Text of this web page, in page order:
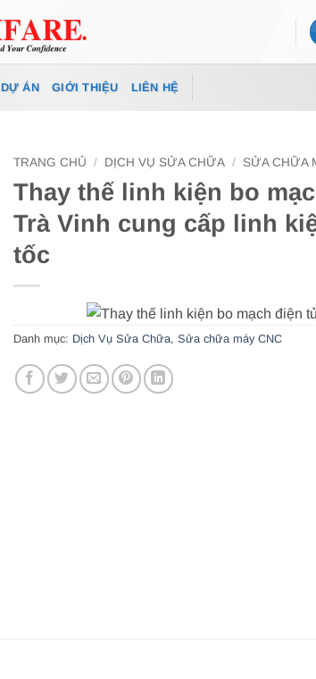
DỰ ÁN GIỚI THIỆU LIÊN HỆ
TRANG CHỦ / DỊCH VỤ SỬA CHỮA / SỬA CHỮA
Thay thế linh kiện bo
Trà Vinh cung cấp linh
tốc
Danh mục: Dịch Vụ Sửa Chữa, Sửa chữa máy CNC